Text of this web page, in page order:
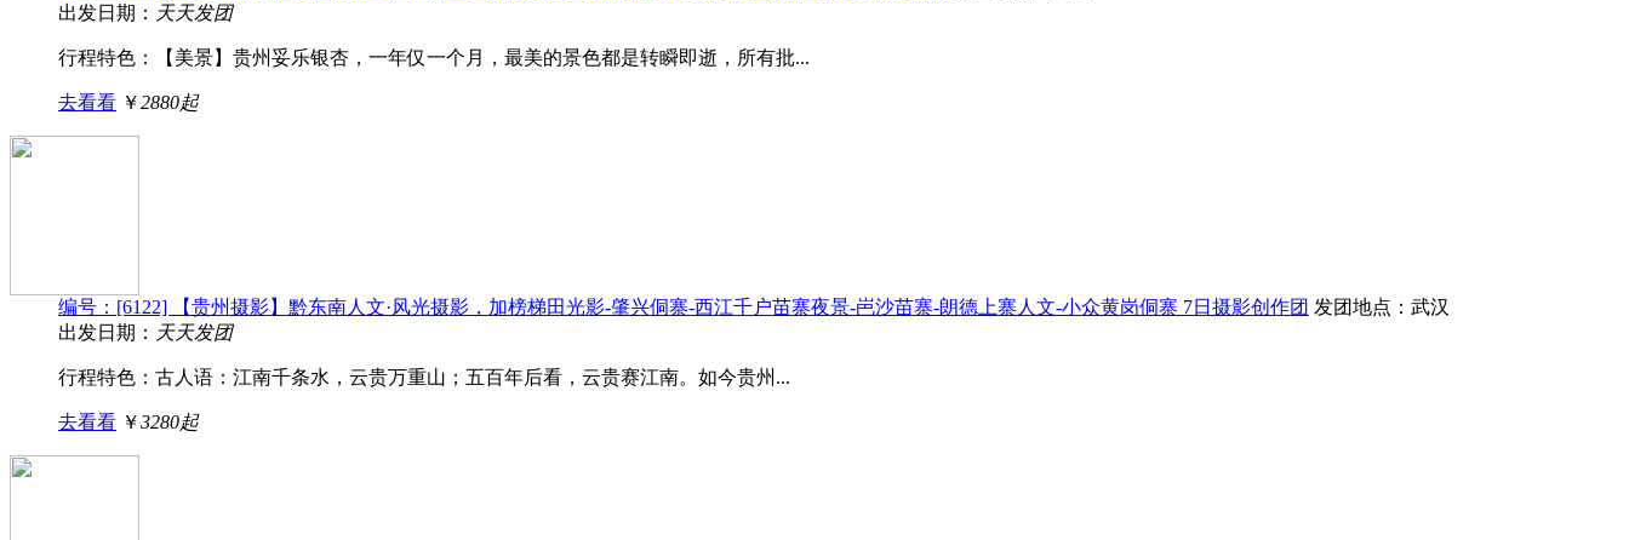
出发日期： 天天发团
行程特色：【美景】贵州妥乐银杏，一年仅一个月，最美的景色都是转瞬即逝，所有批...
去看看 ￥2880起
编号：[6122] 【贵州摄影】黔东南人文·风光摄影，加榜梯田光影-肇兴侗寨-西江千户苗寨夜景-岜沙苗寨-朗德上寨人文-小众黄岗侗寨 7日摄影创作团 发团地点：武汉
出发日期： 天天发团
行程特色： 古人语：江南千条水，云贵万重山；五百年后看，云贵赛江南。如今贵州...
去看看 ￥3280起